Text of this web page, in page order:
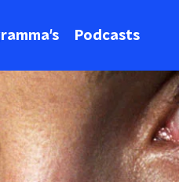
Podcasts